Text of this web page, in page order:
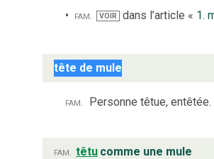
fam.
VOIR dans l’article « 1.
tête de mule
fam. Personne têtue, entêtée.
fam. têtu comme une mule